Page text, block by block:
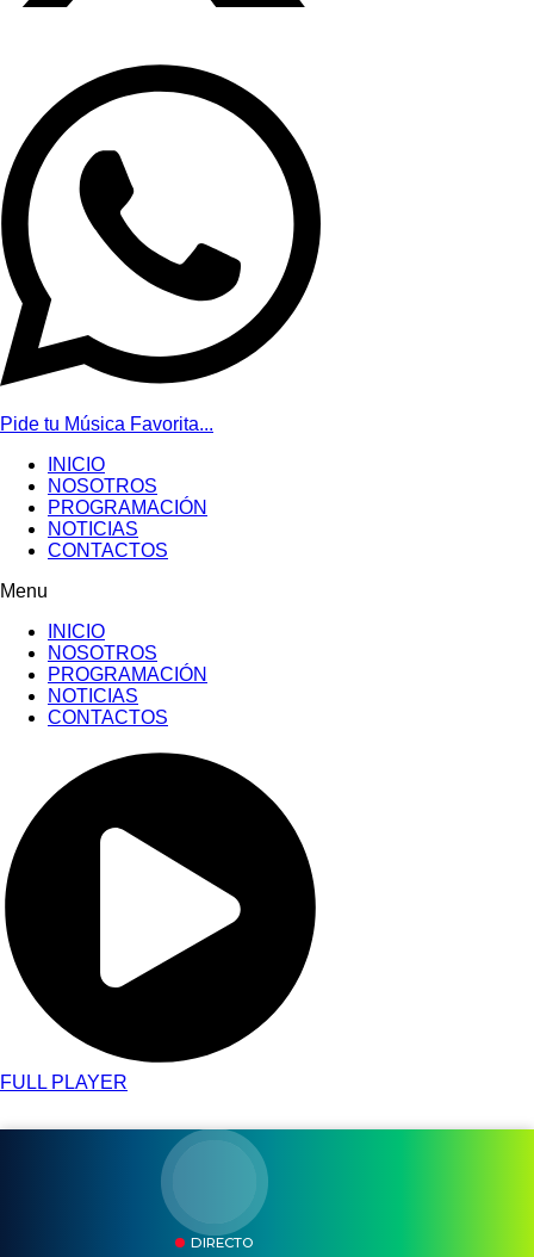
Pide tu Música Favorita...
INICIO
NOSOTROS
PROGRAMACIÓN
NOTICIAS
CONTACTOS
Menu
INICIO
NOSOTROS
PROGRAMACIÓN
NOTICIAS
CONTACTOS
FULL PLAYER
DIRECTO